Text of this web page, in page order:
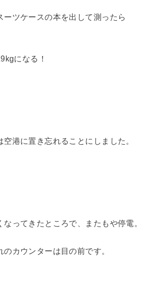
ーツケースの本を出して測ったら
になる！
空港に置き忘れることにしました。
なってきたところで、またもや停電。
のカウンターは目の前です。